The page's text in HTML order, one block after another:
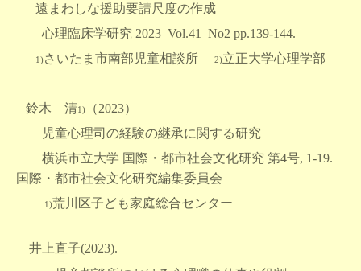
遠まわしな援助要請尺度の作成
心理臨床学研究 2023 Vol.41 No2 pp.139-144.
1)さいたま市南部児童相談所 2)立正大学心理学部
鈴木 清1) （2023）
児童心理司の経験の継承に関する研究
横浜市立大学 国際・都市社会文化研究 第4号, 1-19.
国際・都市社会文化研究編集委員会
1)荒川区子ども家庭総合センター
井上直子(2023).